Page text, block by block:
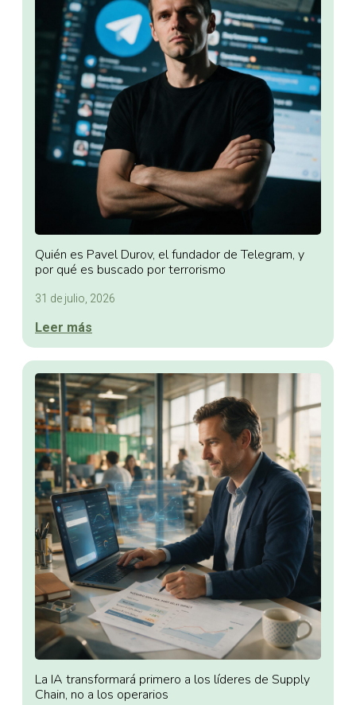
Quién es Pavel Durov, el fundador de Telegram, y
por qué es buscado por terrorismo
31 de julio, 2026
Leer más
La IA transformará primero a los líderes de Supply
Chain, no a los operarios